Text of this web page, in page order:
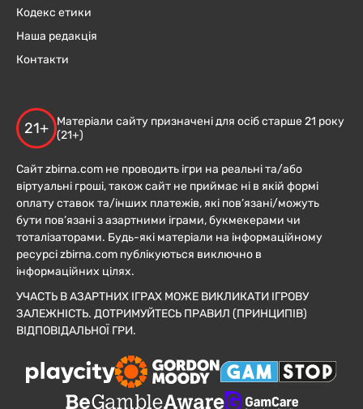
Кодекс етики
Наша редакція
Контакти
21+
Матеріали сайту призначені для осіб старше 21 року
(21+)
Сайт zbirna.com не проводить ігри на реальні та/або
віртуальні гроші, також сайт не приймає ні в якій формі
оплату ставок та/інших платежів, які пов’язані/можуть
бути пов’язані з азартними іграми, букмекерами чи
тоталізаторами. Будь-які матеріали на інформаційному
ресурсі zbirna.com публікуються виключно в
інформаційних цілях.
УЧАСТЬ В АЗАРТНИХ ІГРАХ МОЖЕ ВИКЛИКАТИ ІГРОВУ
ЗАЛЕЖНІСТЬ. ДОТРИМУЙТЕСЬ ПРАВИЛ (ПРИНЦИПІВ)
ВІДПОВІДАЛЬНОЇ ГРИ.